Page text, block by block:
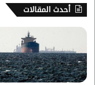
س
ب
ك
أحدث المقالات